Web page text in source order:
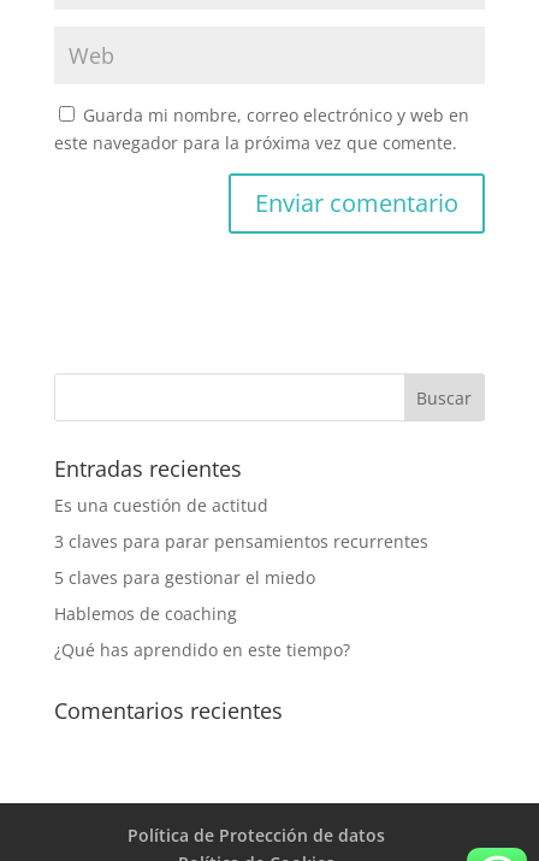
Guarda mi nombre, correo electrónico y web en
este navegador para la próxima vez que comente.
Entradas recientes
Es una cuestión de actitud
3 claves para parar pensamientos recurrentes
5 claves para gestionar el miedo
Hablemos de coaching
¿Qué has aprendido en este tiempo?
Comentarios recientes
Política de Protección de datos